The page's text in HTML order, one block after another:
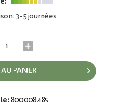
3-5 journées
PANIER
800008485